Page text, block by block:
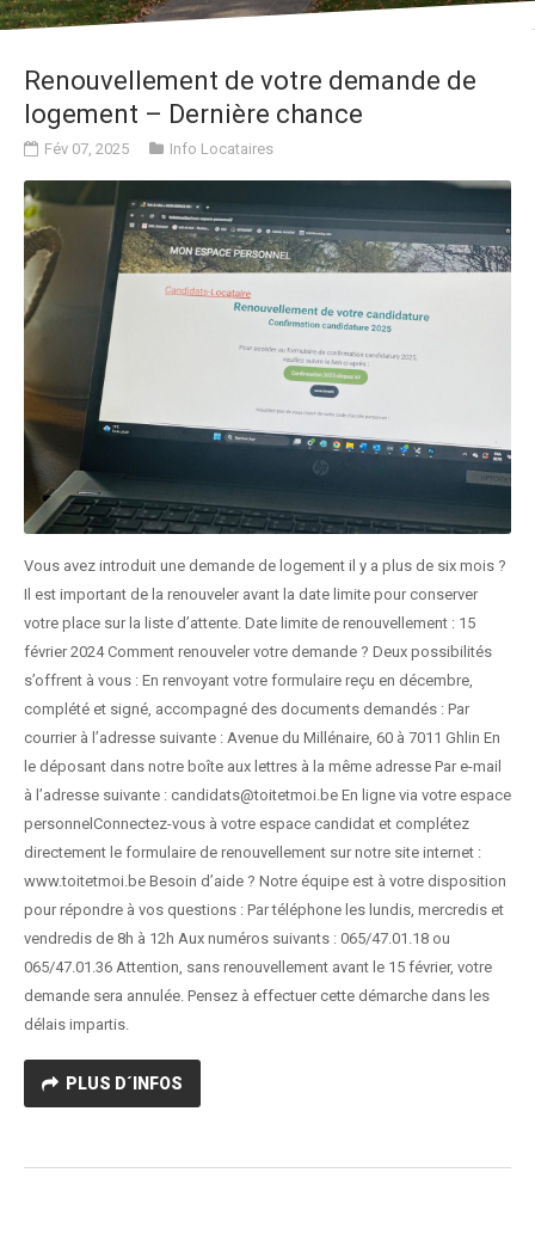
Renouvellement de votre demande de
logement – Dernière chance
Fév 07, 2025 Info Locataires
Vous avez introduit une demande de logement il y a plus de six mois ?
Il est important de la renouveler avant la date limite pour conserver
votre place sur la liste d’attente. Date limite de renouvellement : 15
février 2024 Comment renouveler votre demande ? Deux possibilités
s’offrent à vous : En renvoyant votre formulaire reçu en décembre,
complété et signé, accompagné des documents demandés : Par
courrier à l’adresse suivante : Avenue du Millénaire, 60 à 7011 Ghlin En
le déposant dans notre boîte aux lettres à la même adresse Par e-mail
à l’adresse suivante : candidats@toitetmoi.be En ligne via votre espace
personnelConnectez-vous à votre espace candidat et complétez
directement le formulaire de renouvellement sur notre site internet :
www.toitetmoi.be Besoin d’aide ? Notre équipe est à votre disposition
pour répondre à vos questions : Par téléphone les lundis, mercredis et
vendredis de 8h à 12h Aux numéros suivants : 065/47.01.18 ou
065/47.01.36 Attention, sans renouvellement avant le 15 février, votre
demande sera annulée. Pensez à effectuer cette démarche dans les
délais impartis.
PLUS D´INFOS